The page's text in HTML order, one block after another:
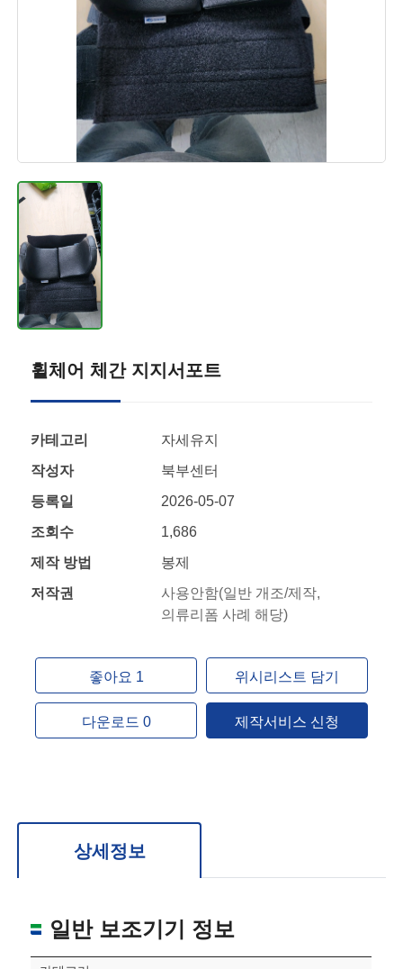
휠체어 체간 지지서포트
카테고리
자세유지
작성자
북부센터
등록일
2026-05-07
조회수
1,686
제작 방법
봉제
저작권
사용안함(일반 개조/제작,
의류리폼 사례 해당)
좋아요 1 위시리스트 담기
다운로드 0 제작서비스 신청
상세정보
일반 보조기기 정보